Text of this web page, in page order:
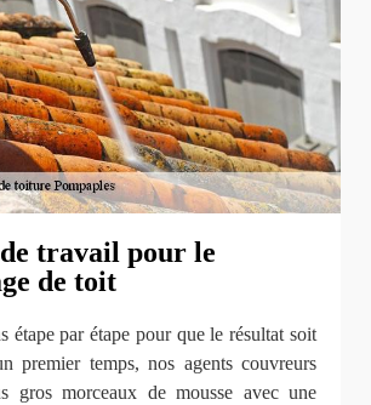
travail pour le
de toit
étape par étape pour que le résultat soit
premier temps, nos agents couvreurs
gros morceaux de mousse avec une